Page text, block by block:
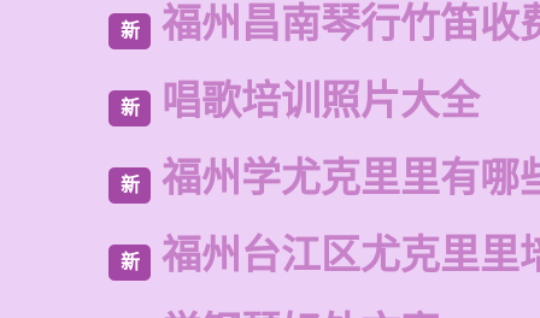
新 福州昌南琴行竹笛收
新 唱歌培训照片大全
新 福州学尤克里里有哪
新 福州台江区尤克里里